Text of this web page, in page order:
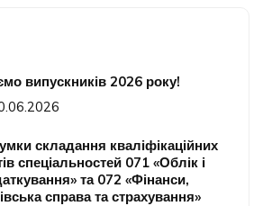
випускників 2026 року!
складання кваліфікаційних
спеціальностей 071 «Облік і
та 072 «Фінанси,
справа та страхування»